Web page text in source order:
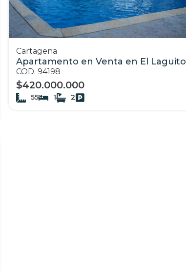
Cartagena
Apartamento en Venta en El Laguito
COD. 94198
$420.000.000
55 1 2